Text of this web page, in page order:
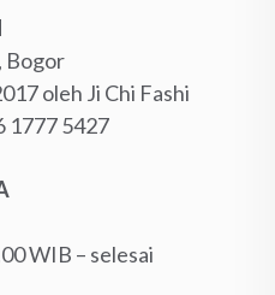
Bogor
oleh Ji Chi Fashi
1777 5427‬
WIB – selesai